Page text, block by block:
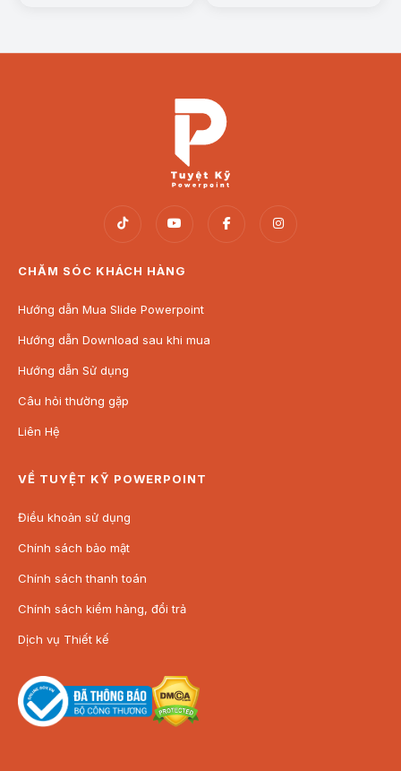
CHĂM SÓC KHÁCH HÀNG
Hướng dẫn Mua Slide Powerpoint
Hướng dẫn Download sau khi mua
Hướng dẫn Sử dụng
Câu hỏi thường gặp
Liên Hệ
VỀ TUYỆT KỸ POWERPOINT
Điều khoản sử dụng
Chính sách bảo mật
Chính sách thanh toán
Chính sách kiểm hàng, đổi trả
Dịch vụ Thiết kế